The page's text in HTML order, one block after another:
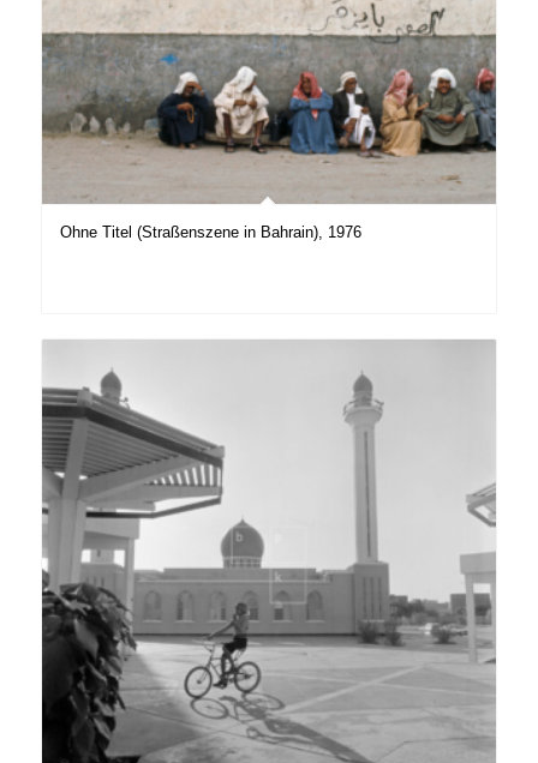
Ohne Titel (Straßenszene in Bahrain), 1976